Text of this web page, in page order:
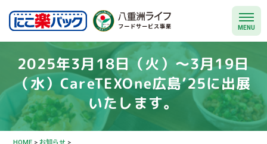
MENU
2025年3月18日（火）～3月19日
（水）CareTEXOne広島’25に出展
いたします。